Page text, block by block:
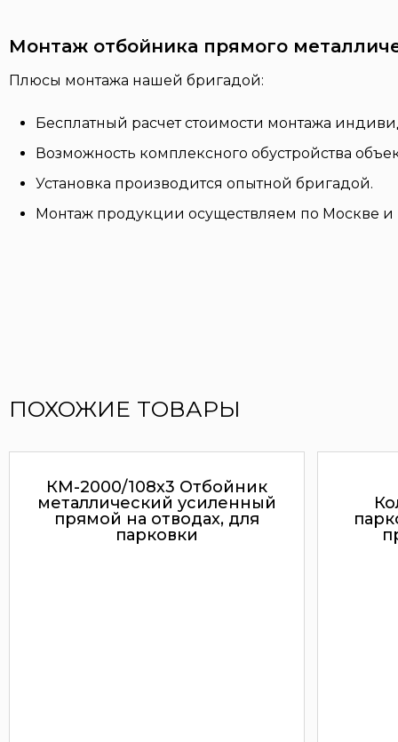
Монтаж отбойника прямого
Плюсы монтажа нашей бригадой:
Бесплатный расчет стоимости монтажа
Возможность комплексного обустройства
Установка производится опытной бригадой.
Монтаж продукции осуществляем по Москве и
ПОХОЖИЕ ТОВАРЫ
КМ-2000/108х3 Отбойник
металлический усиленный
прямой на отводах, для
парковки